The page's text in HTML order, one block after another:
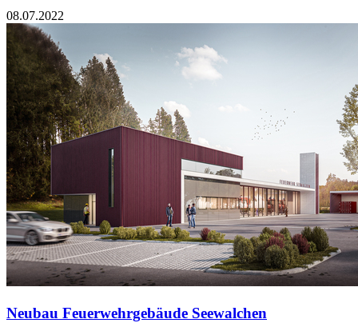
08.07.2022
Neubau Feuerwehrgebäude Seewalchen